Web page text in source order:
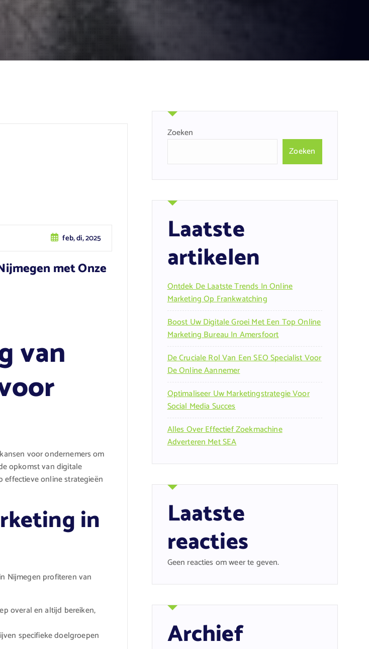
feb, di, 2025
met Onze
van
voor ondernemers om
opkomst van digitale
effectieve online strategieën
in
Nijmegen profiteren van
overal en altijd bereiken,
specifieke doelgroepen
Zoeken
Zoeken
Laatste
artikelen
Ontdek De Laatste Trends In Online
Marketing Op Frankwatching
Boost Uw Digitale Groei Met Een Top Online
Marketing Bureau In Amersfoort
De Cruciale Rol Van Een SEO Specialist Voor
De Online Aannemer
Optimaliseer Uw Marketingstrategie Voor
Social Media Succes
Alles Over Effectief Zoekmachine
Adverteren Met SEA
Laatste
reacties
Geen reacties om weer te geven.
Archief